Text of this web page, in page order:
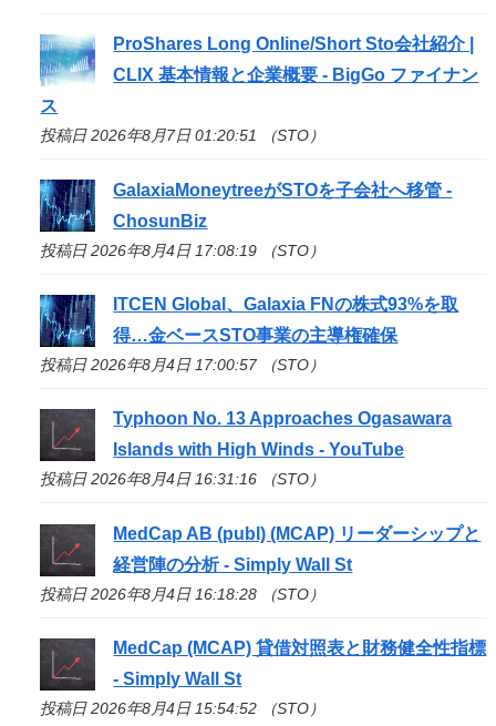
ProShares Long Online/ShortSto会社紹介 |
CLIX 基本情報と企業概要 - BigGo ファイナン
ス
投稿日 2026年8月7日 01:20:51 （STO）
GalaxiaMoneytreeがSTOを子会社へ移管 -
ChosunBiz
投稿日 2026年8月4日 17:08:19 （STO）
ITCEN Global、Galaxia FNの株式93%を取
得…金ベースSTO事業の主導権確保
投稿日 2026年8月4日 17:00:57 （STO）
Typhoon No. 13 Approaches Ogasawara
Islands with High Winds - YouTube
投稿日 2026年8月4日 16:31:16 （STO）
MedCap AB (publ) (MCAP) リーダーシップと
経営陣の分析 - Simply Wall St
投稿日 2026年8月4日 16:18:28 （STO）
MedCap (MCAP) 貸借対照表と財務健全性指標
- Simply Wall St
投稿日 2026年8月4日 15:54:52 （STO）